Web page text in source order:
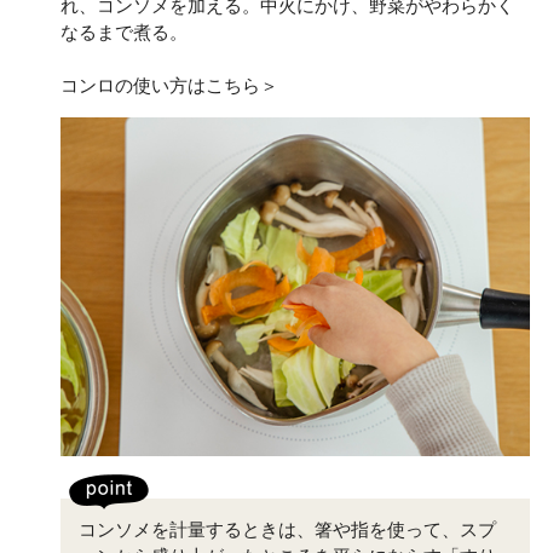
れ、コンソメを加える。中火にかけ、野菜がやわらかく
なるまで煮る。
コンロの使い方はこちら＞
コンソメを計量するときは、箸や指を使って、スプ